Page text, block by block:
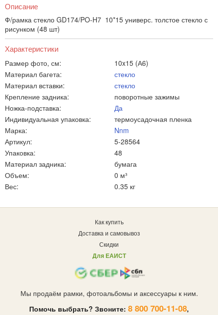
Описание
Ф/рамка стекло GD174/PO-H7 10*15 универс. толстое стекло с
рисунком (48 шт)
Характеристики
Размер фото, см:
10x15 (А6)
Материал багета:
стекло
Материал вставки:
стекло
Крепление задника:
поворотные зажимы
Ножка-подставка:
Да
Индивидуальная упаковка:
термоусадочная пленка
Марка:
Nnm
Артикул:
5-28564
Упаковка:
48
Материал задника:
бумага
Объем:
0 м³
Вес:
0.35 кг
Как купить
Доставка и самовывоз
Скидки
Для ЕАИСТ
Мы продаём рамки, фотоальбомы и аксессуары к ним.
Помочь выбрать? Звоните: 8 800 700-11-08,